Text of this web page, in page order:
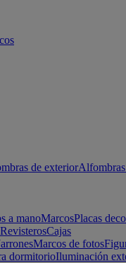
de exterior
a manoMarcosPlacas
RevisterosCajas
Marcos de fotos
dormitorioIluminación